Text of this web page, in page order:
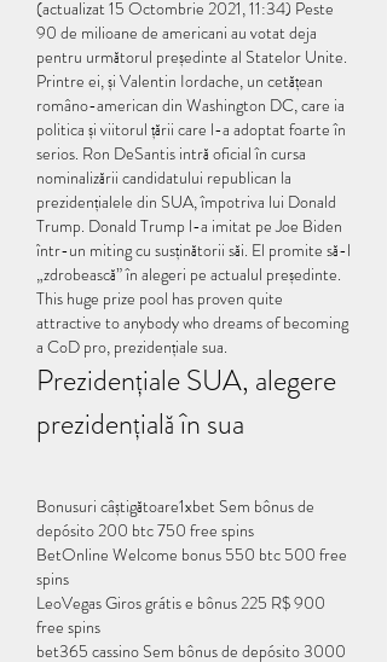
(actualizat 15 Octombrie 2021, 11:34) Peste
90 de milioane de americani au votat deja
pentru următorul președinte al Statelor Unite.
Printre ei, și Valentin Iordache, un cetățean
româno-american din Washington DC, care ia
politica și viitorul țării care l-a adoptat foarte în
serios. Ron DeSantis intră oficial în cursa
nominalizării candidatului republican la
prezidențialele din SUA, împotriva lui Donald
Trump. Donald Trump l-a imitat pe Joe Biden
într-un miting cu susținătorii săi. El promite să-l
„zdrobească” în alegeri pe actualul președinte.
This huge prize pool has proven quite
attractive to anybody who dreams of becoming
a CoD pro, prezidențiale sua.
Prezidențiale SUA, alegere
prezidențială în sua
Bonusuri câștigătoare1xbet Sem bônus de
depósito 200 btc 750 free spins
BetOnline Welcome bonus 550 btc 500 free
spins
LeoVegas Giros grátis e bônus 225 R$ 900
free spins
bet365 cassino Sem bônus de depósito 3000